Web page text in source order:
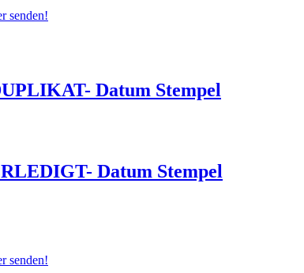
senden!
Datum Stempel
Datum Stempel
senden!